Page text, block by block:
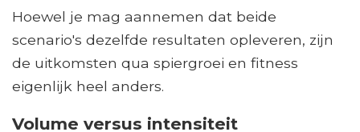
Hoewel je mag aannemen dat beide
scenario's dezelfde resultaten opleveren, zijn
de uitkomsten qua spiergroei en fitness
eigenlijk heel anders.
Volume versus intensiteit